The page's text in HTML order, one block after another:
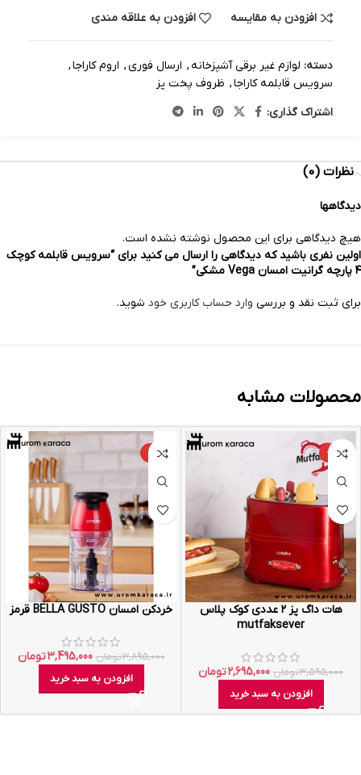
افزودن به مقایسه افزودن به علاقه مندی
دسته: لوازم غیر برقی آشپزخانه , ارسال فوری, اروم کاراجا,
سرویس قابلمه کاراجا, ظروف پخت پز
اشتراک گذاری:
نظرات (0)
دیدگاهها
هیچ دیدگاهی برای این محصول نوشته نشده است.
اولین نفری باشید که دیدگاهی را ارسال می کنید برای “سرویس قابلمه کوچک
۴ پارچه گرانیت امسان Vega مشکی”
برای ثبت نقد و بررسی وارد حساب کاربری خود شوید.
محصولات مشابه
-25%
هات داگ پز ۲ عددی کوک پلاس
mutfaksever
3,595,000تومان 2,695,000تومان
افزودن به سبد خرید
-10%
خردکن امسان BELLA GUSTO قرمز
3,895,000تومان 3,495,000تومان
افزودن به سبد خرید